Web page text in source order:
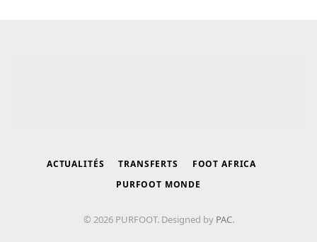
ACTUALITÉS TRANSFERTS
FOOT AFRICA
PURFOOT MONDE
© 2026 PURFOOT. Designed by PAC.